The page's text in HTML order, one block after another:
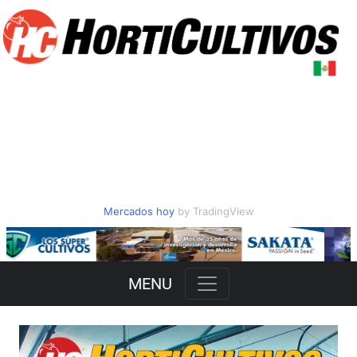
Mercados hoyby TradingView
Slide 2 of 3
MENU